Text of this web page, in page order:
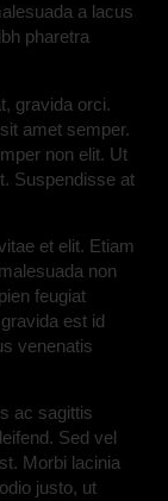
a lacus
pharetra
gravida orci.
amet semper.
non elit. Ut
Suspendisse at
et elit. Etiam
non
feugiat
est id
venenatis
ac sagittis
Sed vel
Morbi lacinia
justo, ut